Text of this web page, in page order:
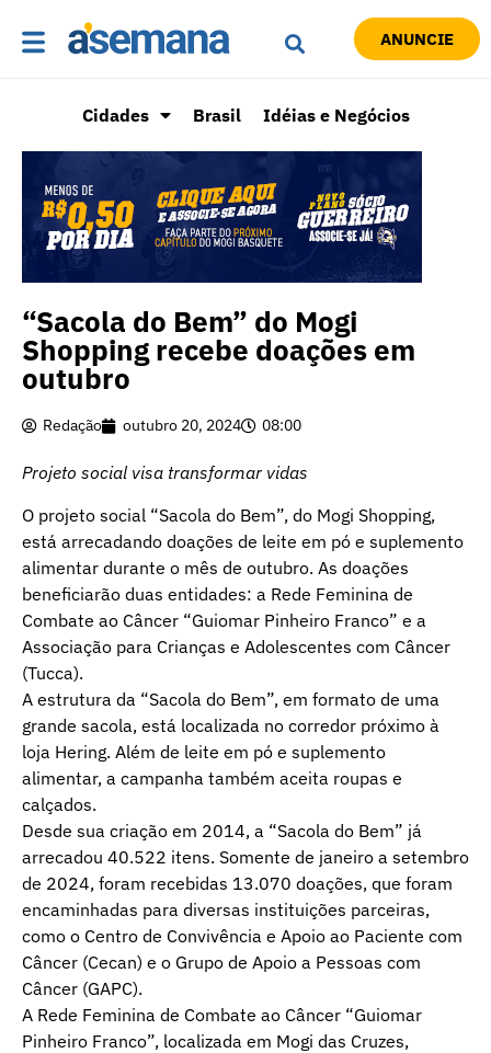
ANUNCIE
Cidades Brasil Idéias e Negócios
“Sacola do Bem” do Mogi
Shopping recebe doações em
outubro
Redação outubro 20, 2024 08:00
Projeto social visa transformar vidas
O projeto social “Sacola do Bem”, do Mogi Shopping,
está arrecadando doações de leite em pó e suplemento
alimentar durante o mês de outubro. As doações
beneficiarão duas entidades: a Rede Feminina de
Combate ao Câncer “Guiomar Pinheiro Franco” e a
Associação para Crianças e Adolescentes com Câncer
(Tucca).
A estrutura da “Sacola do Bem”, em formato de uma
grande sacola, está localizada no corredor próximo à
loja Hering. Além de leite em pó e suplemento
alimentar, a campanha também aceita roupas e
calçados.
Desde sua criação em 2014, a “Sacola do Bem” já
arrecadou 40.522 itens. Somente de janeiro a setembro
de 2024, foram recebidas 13.070 doações, que foram
encaminhadas para diversas instituições parceiras,
como o Centro de Convivência e Apoio ao Paciente com
Câncer (Cecan) e o Grupo de Apoio a Pessoas com
Câncer (GAPC).
A Rede Feminina de Combate ao Câncer “Guiomar
Pinheiro Franco”, localizada em Mogi das Cruzes,